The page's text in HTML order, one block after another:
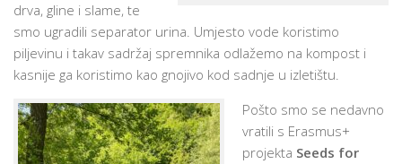
drva, gline i slame, te
smo ugradili separator urina. Umjesto vode koristimo
piljevinu i takav sadržaj spremnika odlažemo na kompost i
kasnije ga koristimo kao gnojivo kod sadnje u izletištu.
Pošto smo se nedavno
vratili s Erasmus+
projekta Seeds for